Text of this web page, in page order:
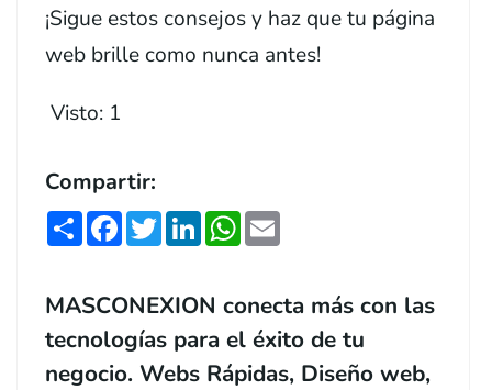
¡Sigue estos consejos y haz que tu página
web brille como nunca antes!
Visto: 1
Compartir:
ShareFacebook
TwitterLinkedInWhatsApp
MASCONEXION conecta más con las
tecnologías para el éxito de tu
negocio. Webs Rápidas, Diseño web,